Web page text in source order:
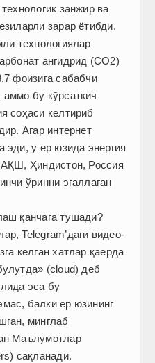
занжир ва
зарар ётибди.
технологиялар
ангидрид (CO2)
фоизига сабабчи
бу кўрсаткич
соҳаси келтириб
Агар интернет
эди, у ер юзида энергия
Ҳиндистон, Россия
ўринни эгаллаган
қанчага тушади?
Telegram’даги видео­
келган хатлар қаерда
(cloud) деб
эса бу
балки ер юзининг
минглаб
Маълумотлар
сақланади.